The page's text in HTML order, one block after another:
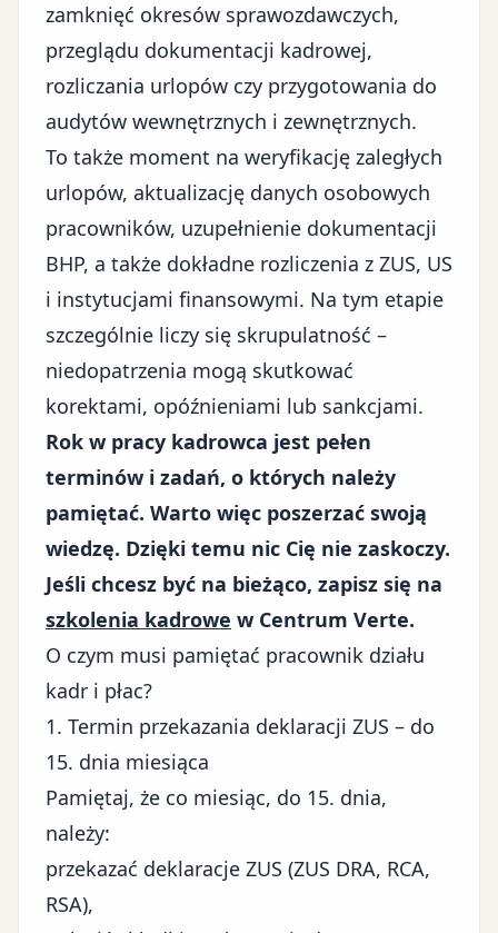
zamknięć okresów sprawozdawczych,
przeglądu dokumentacji kadrowej,
rozliczania urlopów czy przygotowania do
audytów wewnętrznych i zewnętrznych.
To także moment na weryfikację zaległych
urlopów, aktualizację danych osobowych
pracowników, uzupełnienie dokumentacji
BHP, a także dokładne rozliczenia z ZUS, US
i instytucjami finansowymi. Na tym etapie
szczególnie liczy się skrupulatność –
niedopatrzenia mogą skutkować
korektami, opóźnieniami lub sankcjami.
Rok w pracy kadrowca jest pełen
terminów i zadań, o których należy
pamiętać. Warto więc poszerzać swoją
wiedzę. Dzięki temu nic Cię nie zaskoczy.
Jeśli chcesz być na bieżąco, zapisz się na
szkolenia kadrowe w Centrum Verte.
O czym musi pamiętać pracownik działu
kadr i płac?
1. Termin przekazania deklaracji ZUS – do
15. dnia miesiąca
Pamiętaj, że co miesiąc, do 15. dnia,
należy:
przekazać deklaracje ZUS (ZUS DRA, RCA,
RSA),